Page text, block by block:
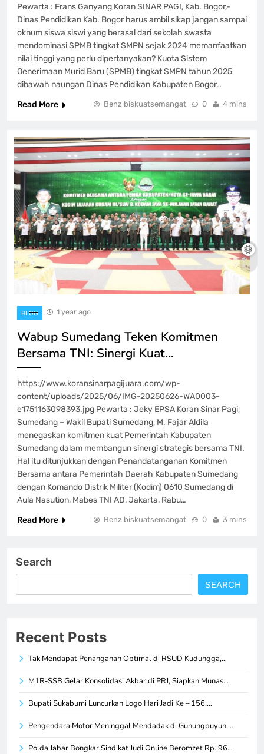
Pewarta : Frans Ganyang Koran SINAR PAGI, Kab. Bogor,-
Dinas Pendidikan Kab. Bogor harus ambil sikap jangan sampai
oknum siswa siswi yang berasal dari sekolah swasta
mendominasi SPMB tingkat SMPN sejak 2024 memanfaatkan
nilai tinggi yang perlu dipertanyakan? Kuota Sistem
Oenerimaan Murid Baru (SPMB) tingkat SMPN tahun 2025
dibawah naungan Dinas Pendidikan Kabupaten Bogor…
Read More
Benz biskuatsemangat 0 4 mins
BLOG 1 year ago
Wabup Sumedang Teken Komitmen
Bersama TNI: Sinergi Kuat…
https://www.koransinarpagijuara.com/wp-
content/uploads/2025/06/IMG-20250626-WA0003-
e1751163098393.jpg Pewarta : Jeky EPSA Koran Sinar Pagi,
Sumedang – Wakil Bupati Sumedang, M. Fajar Aldila
menegaskan komitmen kuat Pemerintah Kabupaten
Sumedang dalam membangun sinergi strategis bersama TNI.
Hal itu ditunjukkan dengan Penandatanganan Komitmen
Bersama antara Pemerintah Daerah Kabupaten Sumedang
dengan Komando Distrik Militer (Kodim) 0610 Sumedang di
Aula Nasution, Mabes TNI AD, Jakarta, Rabu…
Read More
Benz biskuatsemangat 0 3 mins
Search
SEARCH
Recent Posts
Tak Mendapat Penanganan Optimal di RSUD Kudungga,…
M1R-SSB Gelar Konsolidasi Akbar di PRJ, Siapkan Munas…
Bupati Sukabumi Luncurkan Logo Hari Jadi Ke – 156,…
Pengendara Motor Meninggal Mendadak di Gunungpuyuh,…
Polda Jabar Bongkar Sindikat Judi Online Beromzet Rp. 96…